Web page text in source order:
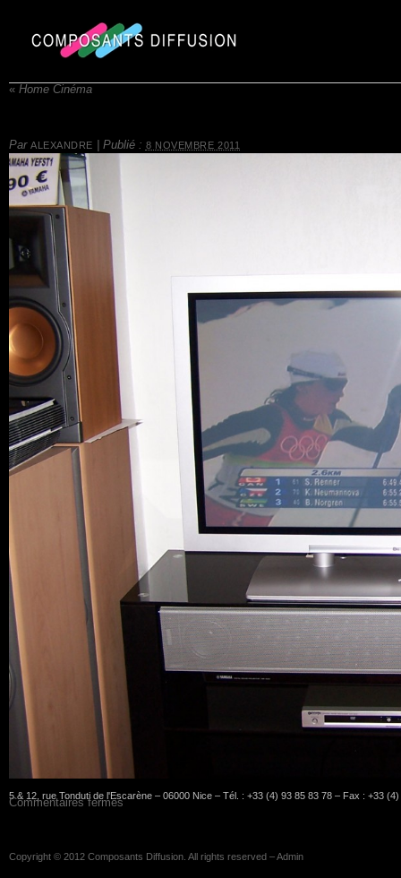
« Home Cinéma
Par ALEXANDRE Publié : 8 NOVEMBRE 2011
Commentaires fermés
5 & 12, rue Tonduti de l'Escarène – 06000 Nice – Tél. : +33 (4) 93 85 83 78 – Fax : +33
Copyright © 2012 Composants Diffusion . All rights reserved –Admin